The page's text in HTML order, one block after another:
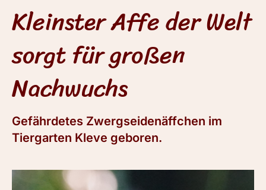
Kleinster Affe der Welt
sorgt für großen
Nachwuchs
Gefährdetes Zwergseidenäffchen im
Tiergarten Kleve geboren.